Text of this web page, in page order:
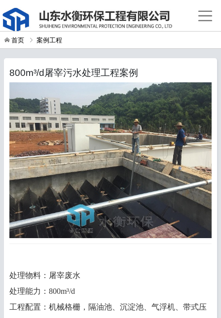
首页 案例工程
800m³/d屠宰污水处理工程案例
处理物料：屠宰废水
处理能力：800m³/d
工程配置：机械格栅，隔油池、沉淀池、气浮机、带式压